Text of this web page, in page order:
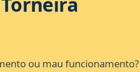
ou mau funcionamento?